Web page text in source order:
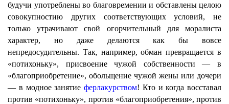
будучи употреблены во благовремении и обставлены целою
совокупностию других соответствующих условий, не
только утрачивают свой огорчительный для моралиста
характер, но даже делаются как бы вовсе
непредосудительны. Так, например, обман превращается в
«потихоньку», присвоение чужой собственности — в
«благоприобретение», обольщение чужой жены или дочери
— в модное занятие ферлакурством! Кто и когда восставал
против «потихоньку», против «благоприобретения», против